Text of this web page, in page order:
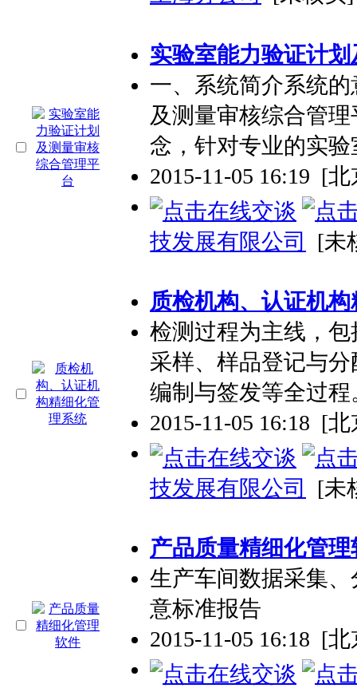
实验室能力验证计
一、系统简介系统
及测量审核综合管
念，针对专业的实
2015-11-05 16:19 [北
技发展有限公司 [未
质检机构、认证机
检测过程为主线，
采样、样品登记与
编制与签发等全过程
2015-11-05 16:18 [北
技发展有限公司 [未
产品质量精细化管理
生产车间数据采集
意标准报告
2015-11-05 16:18 [北